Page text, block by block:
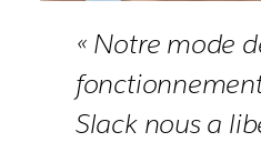
« Notre mode
Slack nous a